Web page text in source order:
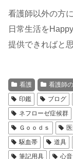
看護師以外の方
日常生活を
提供できればと
看護 看護師
印鑑
ブログ
ネフローゼ症候群
Ｇｏｏｄｓ
駆血帯
道具
筆記用具
心音